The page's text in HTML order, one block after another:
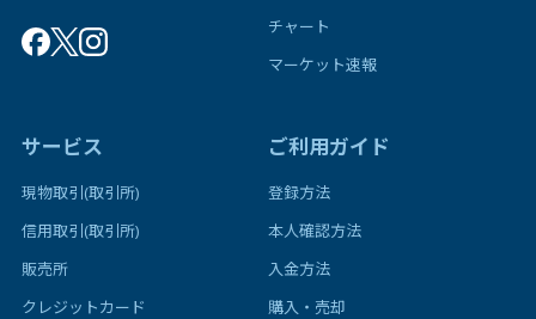
チャート
マーケット速報
サービス
現物取引(取引所)
信用取引(取引所)
販売所
クレジットカード
ご利用ガイド
登録方法
本人確認方法
入金方法
購入・売却